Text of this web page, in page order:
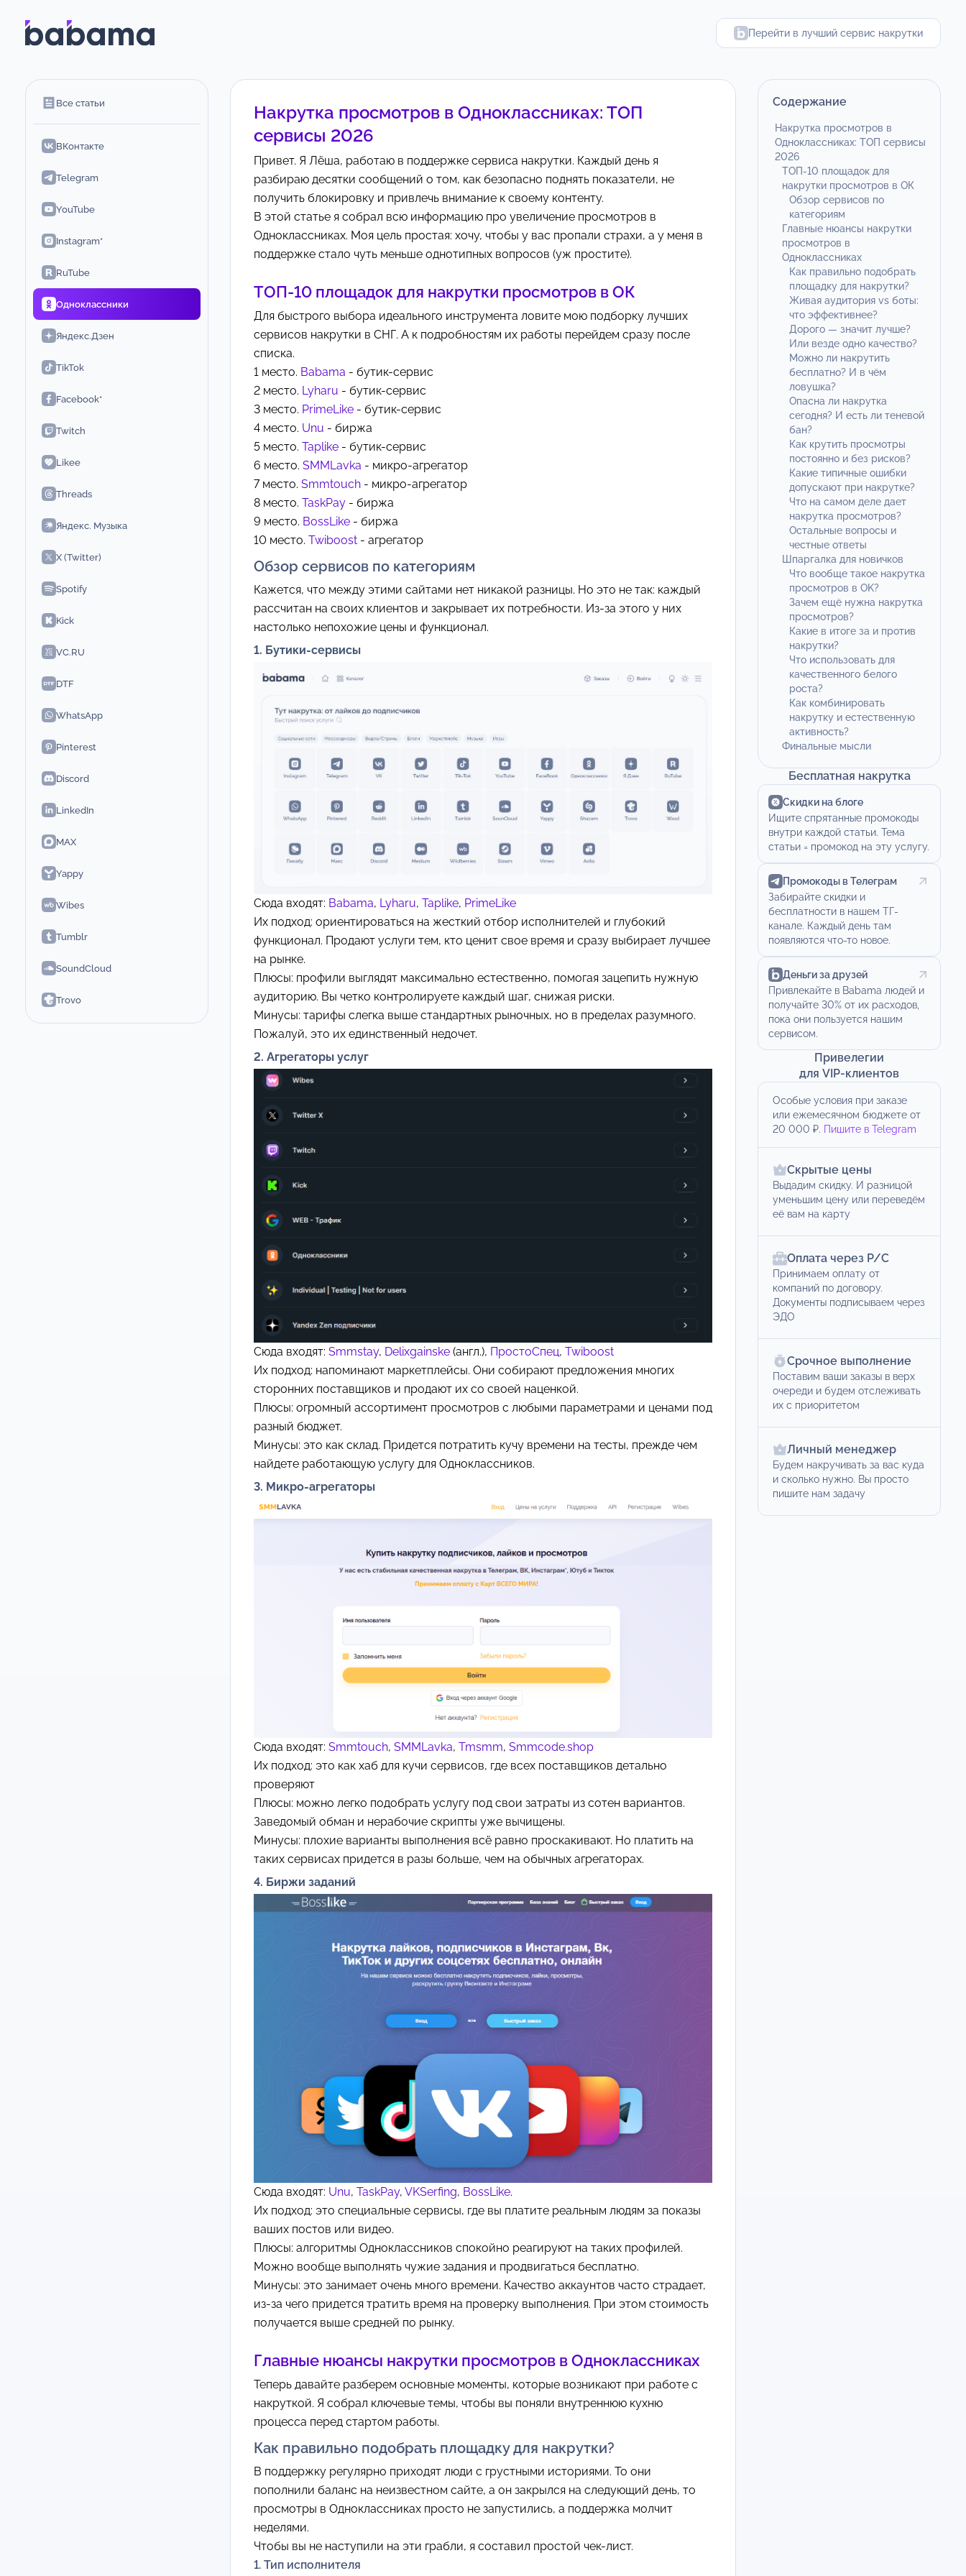
Перейти в лучший сервис накрутки
Все статьи
ВКонтакте
Telegram
YouTube
Instagram*
RuTube
Одноклассники
Яндекс.Дзен
TikTok
Facebook*
Twitch
Likee
Threads
Яндекс. Музыка
X (Twitter)
Spotify
Kick
VC.RU
DTF
WhatsApp
Pinterest
Discord
LinkedIn
MAX
Yappy
Wibes
Tumblr
SoundCloud
Trovo
Накрутка просмотров в Одноклассниках: ТОП
сервисы 2026
Привет. Я Лёша, работаю в поддержке сервиса накрутки. Каждый день я
разбираю десятки сообщений о том, как безопасно поднять показатели, не
получить блокировку и привлечь внимание к своему контенту.
В этой статье я собрал всю информацию про увеличение просмотров в
Одноклассниках. Моя цель простая: хочу, чтобы у вас пропали страхи, а у меня в
поддержке стало чуть меньше однотипных вопросов (уж простите).
ТОП-10 площадок для накрутки просмотров в ОК
Для быстрого выбора идеального инструмента ловите мою подборку лучших
сервисов накрутки в СНГ. А к подробностям их работы перейдем сразу после
списка.
1 место. Babama - бутик-сервис
2 место. Lyharu - бутик-сервис
3 место. PrimeLike - бутик-сервис
4 место. Unu - биржа
5 место. Taplike - бутик-сервис
6 место. SMMLavka - микро-агрегатор
7 место. Smmtouch - микро-агрегатор
8 место. TaskPay - биржа
9 место. BossLike - биржа
10 место. Twiboost - агрегатор
Обзор сервисов по категориям
Кажется, что между этими сайтами нет никакой разницы. Но это не так: каждый
рассчитан на своих клиентов и закрывает их потребности. Из-за этого у них
настолько непохожие цены и функционал.
1. Бутики-сервисы
Сюда входят: Babama, Lyharu, Taplike, PrimeLike
Их подход: ориентироваться на жесткий отбор исполнителей и глубокий
функционал. Продают услуги тем, кто ценит свое время и сразу выбирает лучшее
на рынке.
Плюсы: профили выглядят максимально естественно, помогая зацепить нужную
аудиторию. Вы четко контролируете каждый шаг, снижая риски.
Минусы: тарифы слегка выше стандартных рыночных, но в пределах разумного.
Пожалуй, это их единственный недочет.
2. Агрегаторы услуг
Сюда входят: Smmstay, Delixgainske (англ.), ПростоСпец, Twiboost
Их подход: напоминают маркетплейсы. Они собирают предложения многих
сторонних поставщиков и продают их со своей наценкой.
Плюсы: огромный ассортимент просмотров с любыми параметрами и ценами под
разный бюджет.
Минусы: это как склад. Придется потратить кучу времени на тесты, прежде чем
найдете работающую услугу для Одноклассников.
3. Микро-агрегаторы
Сюда входят: Smmtouch, SMMLavka, Tmsmm, Smmcode.shop
Их подход: это как хаб для кучи сервисов, где всех поставщиков детально
проверяют
Плюсы: можно легко подобрать услугу под свои затраты из сотен вариантов.
Заведомый обман и нерабочие скрипты уже вычищены.
Минусы: плохие варианты выполнения всё равно проскакивают. Но платить на
таких сервисах придется в разы больше, чем на обычных агрегаторах.
4. Биржи заданий
Сюда входят: Unu, TaskPay, VKSerfing, BossLike.
Их подход: это специальные сервисы, где вы платите реальным людям за показы
ваших постов или видео.
Плюсы: алгоритмы Одноклассников спокойно реагируют на таких профилей.
Можно вообще выполнять чужие задания и продвигаться бесплатно.
Минусы: это занимает очень много времени. Качество аккаунтов часто страдает,
из-за чего придется тратить время на проверку выполнения. При этом стоимость
получается выше средней по рынку.
Главные нюансы накрутки просмотров в Одноклассниках
Теперь давайте разберем основные моменты, которые возникают при работе с
накруткой. Я собрал ключевые темы, чтобы вы поняли внутреннюю кухню
процесса перед стартом работы.
Как правильно подобрать площадку для накрутки?
В поддержку регулярно приходят люди с грустными историями. То они
пополнили баланс на неизвестном сайте, а он закрылся на следующий день, то
просмотры в Одноклассниках просто не запустились, а поддержка молчит
неделями.
Чтобы вы не наступили на эти грабли, я составил простой чек-лист.
1. Тип исполнителя
Содержание
Накрутка просмотров в
Одноклассниках: ТОП сервисы
2026
ТОП-10 площадок для
накрутки просмотров в ОК
Обзор сервисов по
категориям
Главные нюансы накрутки
просмотров в
Одноклассниках
Как правильно подобрать
площадку для накрутки?
Живая аудитория vs боты:
что эффективнее?
Дорого — значит лучше?
Или везде одно качество?
Можно ли накрутить
бесплатно? И в чём
ловушка?
Опасна ли накрутка
сегодня? И есть ли теневой
бан?
Как крутить просмотры
постоянно и без рисков?
Какие типичные ошибки
допускают при накрутке?
Что на самом деле дает
накрутка просмотров?
Остальные вопросы и
честные ответы
Шпаргалка для новичков
Что вообще такое накрутка
просмотров в OK?
Зачем ещё нужна накрутка
просмотров?
Какие в итоге за и против
накрутки?
Что использовать для
качественного белого
роста?
Как комбинировать
накрутку и естественную
активность?
Финальные мысли
Бесплатная накрутка
Скидки на блоге
Ищите спрятанные промокоды
внутри каждой статьи. Тема
статьи = промокод на эту услугу.
Промокоды в Телеграм
Забирайте скидки и
бесплатности в нашем ТГ-
канале. Каждый день там
появляются что-то новое.
Деньги за друзей
Привлекайте в Babama людей и
получайте 30% от их расходов,
пока они пользуется нашим
сервисом.
Привелегии
для VIP-клиентов
Особые условия при заказе
или ежемесячном бюджете от
20 000 ₽. Пишите в Telegram
Скрытые цены
Выдадим скидку. И разницой
уменьшим цену или переведём
её вам на карту
Оплата через Р/С
Принимаем оплату от
компаний по договору.
Документы подписываем через
ЭДО
Срочное выполнение
Поставим ваши заказы в верх
очереди и будем отслеживать
их с приоритетом
Личный менеджер
Будем накручивать за вас куда
и сколько нужно. Вы просто
пишите нам задачу